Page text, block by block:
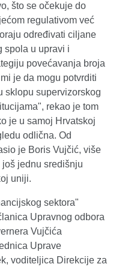
što se očekuje do
regulativom već
određivati ciljane
spola u upravi i
povećavanja broja
je da mogu potvrditi
sklopu supervizorskog
rekao je tom
je u samoj Hrvatskoj
odlična. Od
je Boris Vujčić, više
jednu središnju
uniji.
sektora"
Upravnog odbora
Vujčića
Uprave
voditeljica Direkcije za